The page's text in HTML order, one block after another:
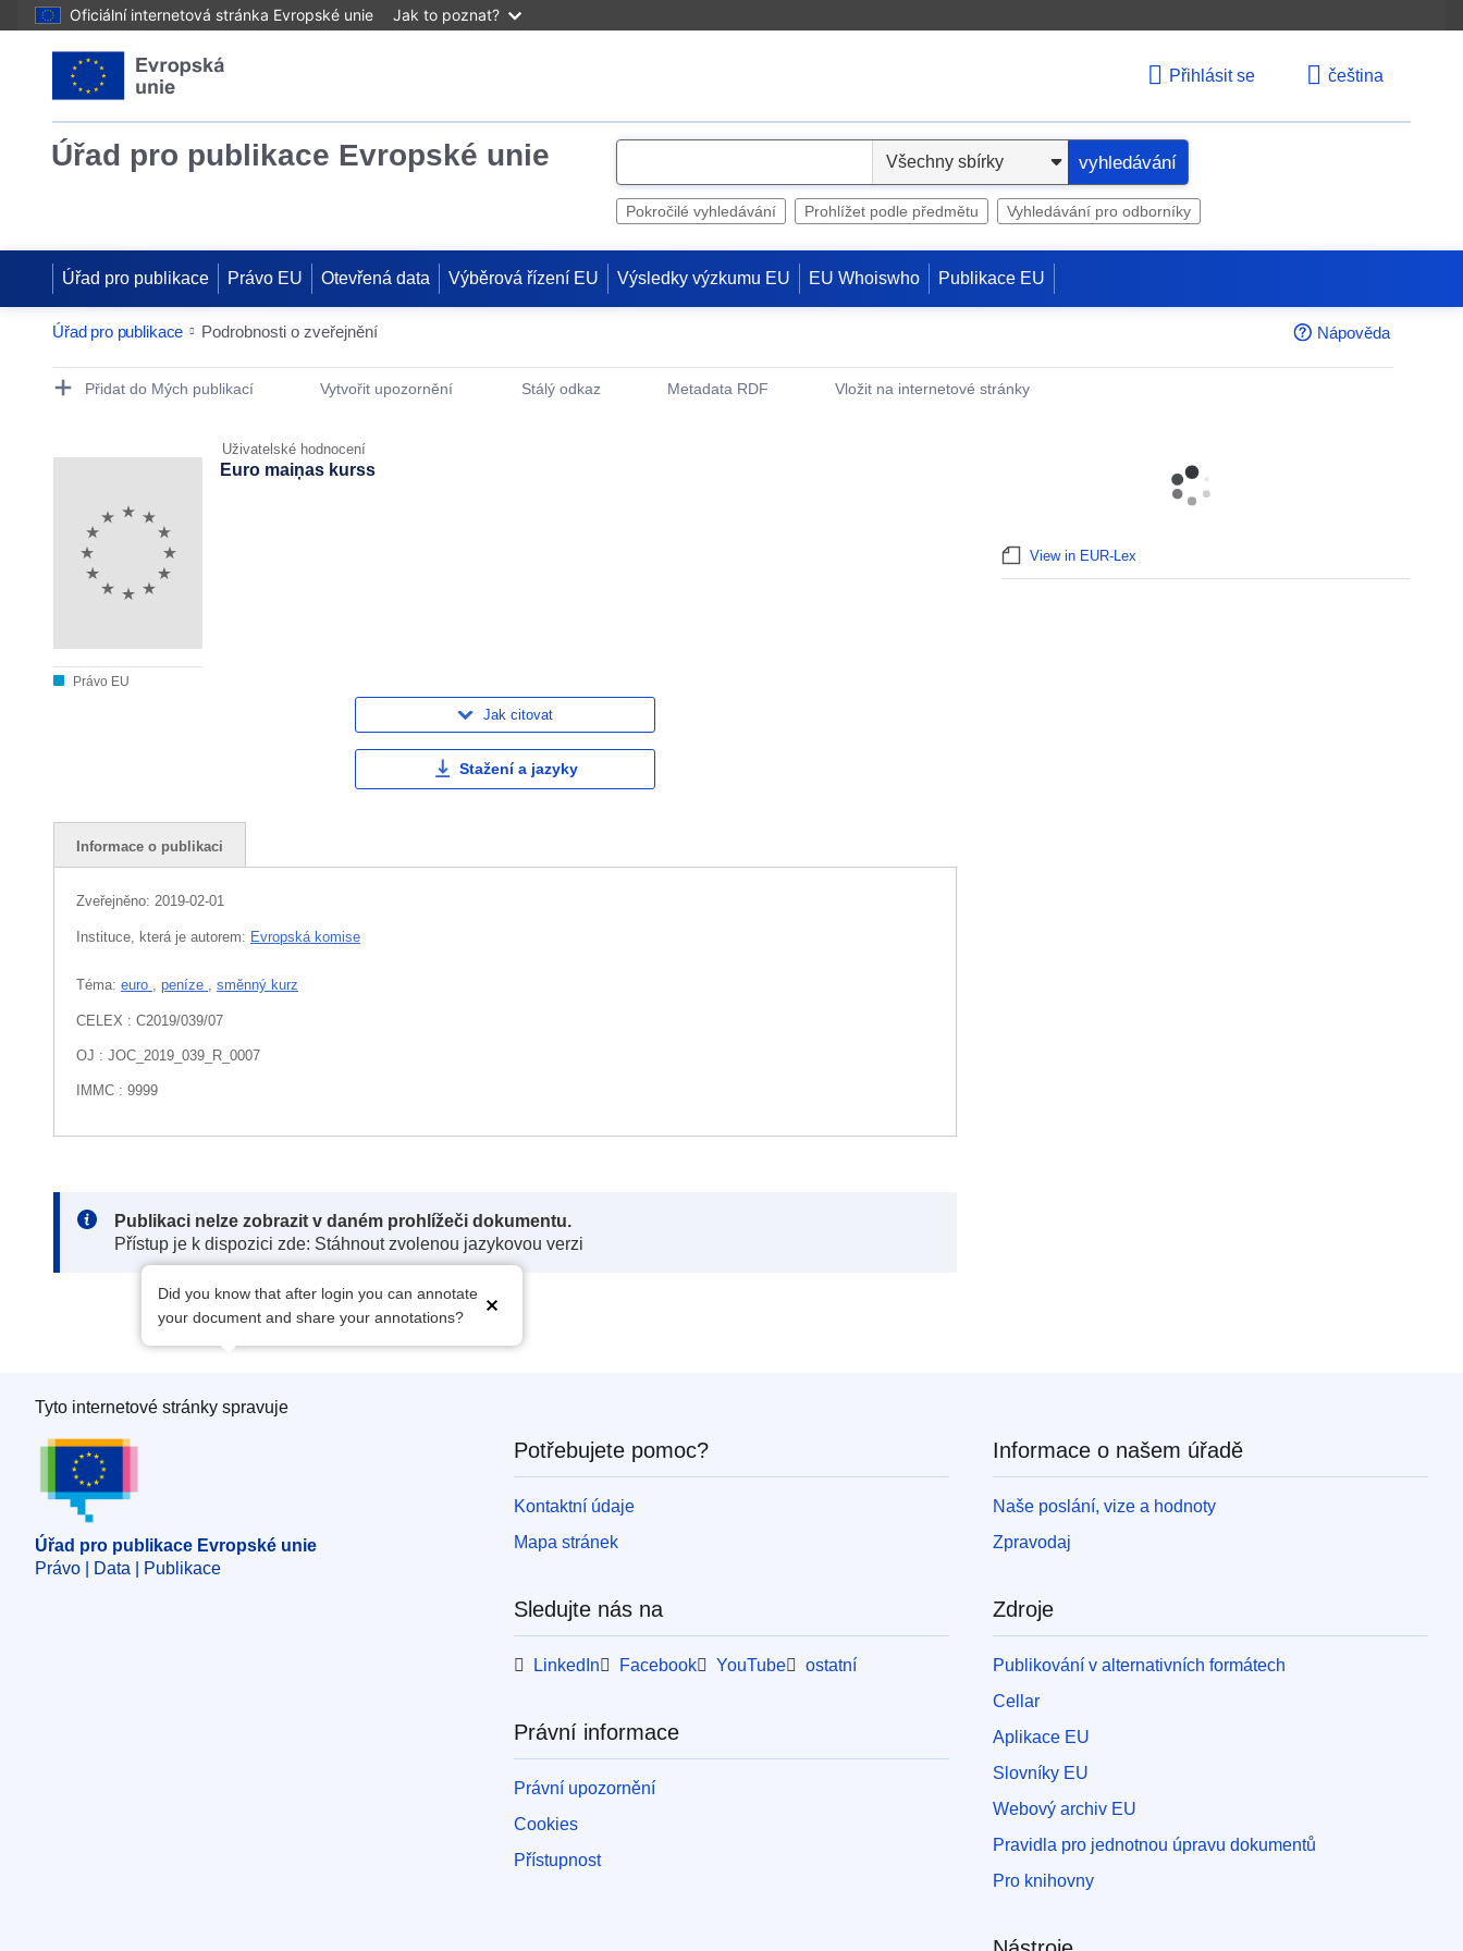
Oficiální internetová stránka Evropské unie Jak to poznat?
Přihlásit se čeština
Úřad pro publikace Evropské unie
e
vyhledávání
Pokročilé vyhledávání Prohlížet podle předmětu Vyhledávání pro odborníky
Úřad pro publikace Právo EU Otevřená data Výběrová řízení EU Výsledky výzkumu EU EU Whoiswho Publikace EU
Úřad pro publikace Podrobnosti o zveřejnění Nápověda
Publication Detail Actions Portlet
Přidat do Mých publikací Vytvořit upozornění Stálý odkaz
Metadata RDF
Vložit na internetové stránky
Uživatelské hodnocení
Právo EU
Euro maiņas kurss
Jak citovat
Stažení a jazyky
Informace o publikaci
Zveřejněno: 2019-02-01
Instituce, která je autorem: Evropská komise
Téma: euro , peníze , směnný kurz
CELEX : C2019/039/07
OJ : JOC_2019_039_R_0007
IMMC : 9999
Note:
Publikaci nelze zobrazit v daném prohlížeči dokumentu.
Přístup je k dispozici zde: Stáhnout zvolenou jazykovou verzi
Did you know that after login you can annotate
your document and share your annotations?
View in EUR-Lex
Úřad pro publikace Evropské unie
Tyto internetové stránky spravuje
Úřad pro publikace Evropské unie
Právo | Data | Publikace
Potřebujete pomoc?
Kontaktní údaje
Mapa stránek
Sledujte nás na
LinkedIn Facebook YouTube ostatní
Právní informace
Právní upozornění
Cookies
Přístupnost
Informace o našem úřadě
Naše poslání, vize a hodnoty
Zpravodaj
Zdroje
Publikování v alternativních formátech
Cellar
Aplikace EU
Slovníky EU
Webový archiv EU
Pravidla pro jednotnou úpravu dokumentů
Pro knihovny